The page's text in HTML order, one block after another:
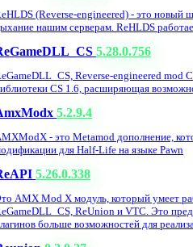
(Reverse-engineered) - это новый
нашим серверам. ReHLDS
5.28.0.756
Reverse-engineered mod
CS 1.6, расширяющая
5.2.9.4
- это Metamod дополнение,
для Half-Life на языке Pawn
5.26.0.338
AMX Mod X модуль, который умеет
ReUnion и VTC. Это
больше возможностей для